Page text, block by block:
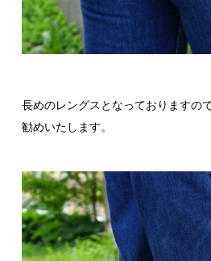
長めのレングスとなっておりますの
勧めいたします。